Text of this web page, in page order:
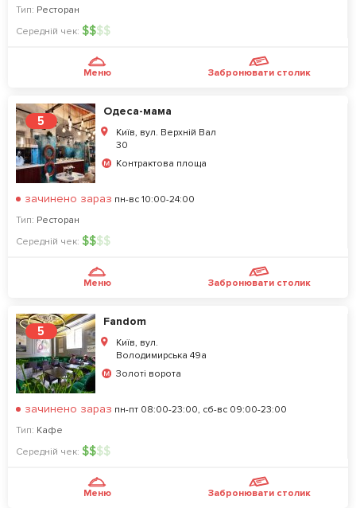
Тип: Ресторан
Середній чек: $$$$
Меню Забронювати столик
5
Одеса-мама
Київ, вул. Верхній Вал
30
Контрактова площа
зачинено зараз пн-вс 10:00-24:00
Тип: Ресторан
Середній чек: $$$$
Меню Забронювати столик
5
Fandom
Київ, вул.
Володимирська 49а
Золоті ворота
зачинено зараз пн-пт 08:00-23:00, сб-вс 09:00-23:00
Тип: Кафе
Середній чек: $$$$
Меню Забронювати столик